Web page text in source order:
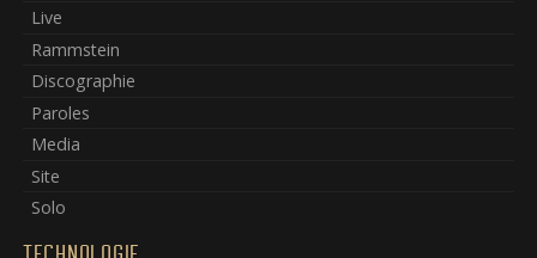
Live
Rammstein
Discographie
Paroles
Media
Site
Solo